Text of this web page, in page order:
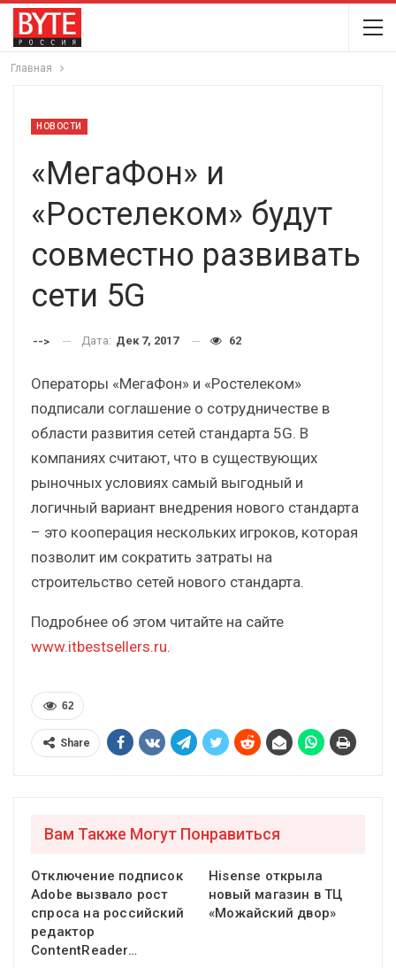
Главная
НОВОСТИ
«МегаФон» и
«Ростелеком» будут
совместно развивать
сети 5G
--> Дата: Дек 7, 2017 62
Операторы «МегаФон» и «Ростелеком»
подписали соглашение о сотрудничестве в
области развития сетей стандарта 5G. В
компаниях считают, что в существующих
рыночных условиях самый выгодный и
логичный вариант внедрения нового стандарта
– это кооперация нескольких игроков, которая
позволит им сократить затраты на
строительство сетей нового стандарта.
Подробнее об этом читайте на сайте
www.itbestsellers.ru.
62
Share
Вам Также Могут Понравиться
Отключение подписок
Adobe вызвало рост
спроса на российский
редактор
ContentReader…
Hisense открыла
новый магазин в ТЦ
«Можайский двор»